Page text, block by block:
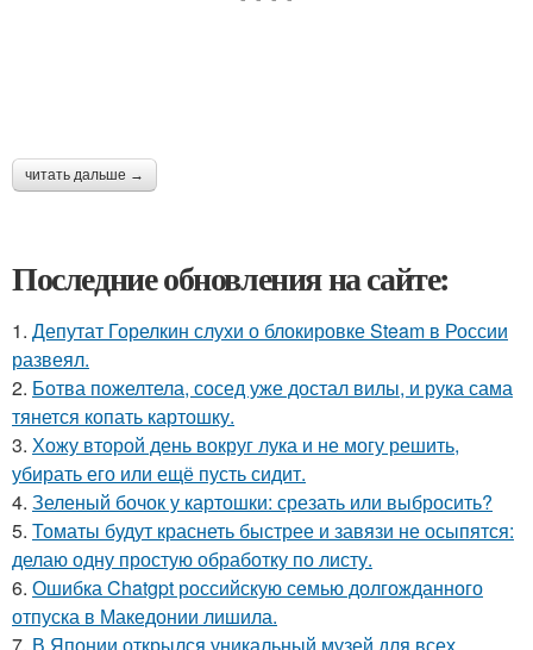
читать дальше →
Последние обновления на сайте:
1. Депутат Горелкин слухи о блокировке Steam в России
развеял.
2. Ботва пожелтела, сосед уже достал вилы, и рука сама
тянется копать картошку.
3. Хожу второй день вокруг лука и не могу решить,
убирать его или ещё пусть сидит.
4. Зеленый бочок у картошки: срезать или выбросить?
5. Томаты будут краснеть быстрее и завязи не осыпятся:
делаю одну простую обработку по листу.
6. Ошибка Chatgpt российскую семью долгожданного
отпуска в Македонии лишила.